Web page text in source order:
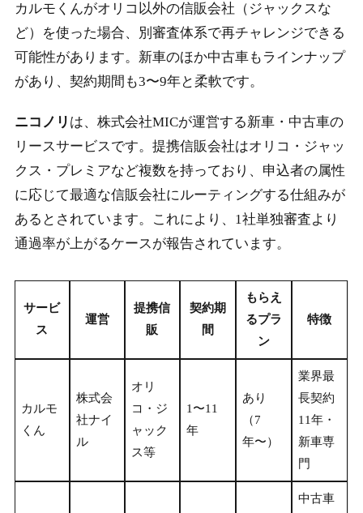
カルモくんがオリコ以外の信販会社（ジャックスな
ど）を使った場合、別審査体系で再チャレンジできる
可能性があります。新車のほか中古車もラインナップ
があり、契約期間も3〜9年と柔軟です。
ニコノリ は、株式会社MICが運営する新車・中古車の
リースサービスです。提携信販会社はオリコ・ジャッ
クス・プレミアなど複数を持っており、申込者の属性
に応じて最適な信販会社にルーティングする仕組みが
あるとされています。これにより、1社単独審査より
通過率が上がるケースが報告されています。
サービ
ス
運営
提携信
販
契約期
間
もらえ
るプラ
ン
特徴
カルモ
くん
株式会
社ナイ
ル
オリ
コ・ジ
ャック
ス等
1〜11
年
あり
（7
年〜）
業界最
長契約
11年・
新車専
門
中古車